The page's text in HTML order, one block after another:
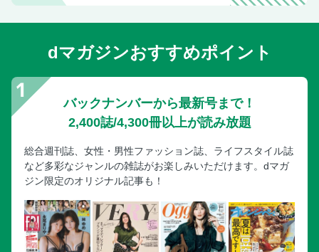
dマガジンおすすめポイント
バックナンバーから最新号まで！
2,400誌/4,300冊以上が読み放題
総合週刊誌、女性・男性ファッション誌、ライフスタイル誌
など多彩なジャンルの雑誌がお楽しみいただけます。dマガ
ジン限定のオリジナル記事も！